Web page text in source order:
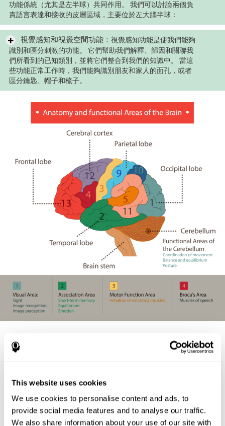
This website uses cookies
We use cookies to personalise content and ads, to
provide social media features and to analyse our traffic.
We also share information about your use of our site with
功能係統（尤其是左半球）共同作用。 我們可以討論兩個負
責語言表達和接收的皮層區域，主要位於左大腦半球：
視覺感知和視覺空間功能： 視覺感知功能是使我們能夠
識別和區分刺激的功能。 它們幫助我們解釋、歸因和關聯我
們所看到的已知類別，並將它們整合到我們的知識中。 當這
些功能正常工作時，我們能夠識別朋友和家人的面孔，或者
區分鑰匙、帽子和梳子。
我們為什麼要使用大腦功能？
理計算。 在這裡，我們將向您展示一些您將在日常中大量使用這
些認知技能 和大腦功能的示例的任務。
做飯對大腦有好處嗎？ 當你做飯時，你必須同時觀察各種
器具，同時還要照顧客人和遵循菜譜。